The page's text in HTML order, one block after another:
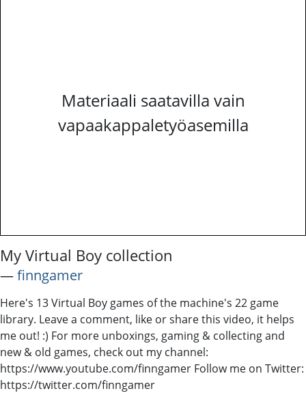
Materiaali saatavilla vain
vapaakappaletyöasemilla
My Virtual Boy collection
―finngamer
Here's 13 Virtual Boy games of the machine's 22 game
library. Leave a comment, like or share this video, it helps
me out! :) For more unboxings, gaming & collecting and
new & old games, check out my channel:
https://www.youtube.com/finngamer Follow me on Twitter:
https://twitter.com/finngamer